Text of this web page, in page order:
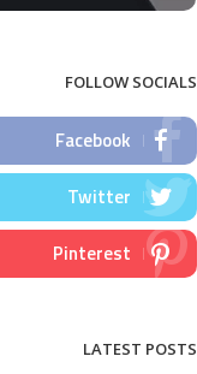
FOLLOW SOCIALS
Facebook
Twitter
Pinterest
LATEST POSTS